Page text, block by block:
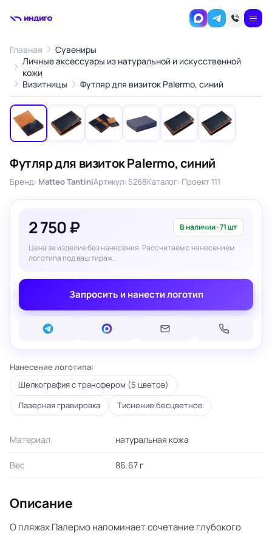
Главная
Сувениры
Личные аксессуары из натуральной и искусственной
кожи
Визитницы
Футляр для визиток Palermo, синий
‹ ›
Футляр для визиток Palermo, синий
Бренд: Matteo TantiniАртикул: 5268Каталог: Проект 111
2 750 ₽ В наличии · 71 шт
Цена за изделие без нанесения. Рассчитаем с нанесением
логотипа под ваш тираж.
Запросить и нанести логотип
Нанесение логотипа:
Шелкография с трансфером (5 цветов)
Лазерная гравировка
Тиснение бесцветное
Материал натуральная кожа
Вес 86.67 г
Описание
О пляжах Палермо напоминает сочетание глубокого